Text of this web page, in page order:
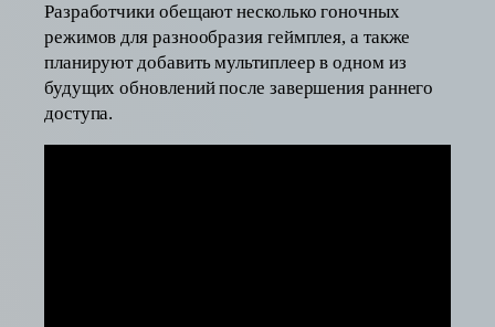
Разработчики обещают несколько гоночных
режимов для разнообразия геймплея, а также
планируют добавить мультиплеер в одном из
будущих обновлений после завершения раннего
доступа.